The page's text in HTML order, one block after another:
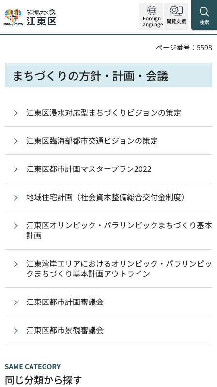
Foreign
Language 閲覧支援 検索
ページ番号：5598
まちづくりの方針・計画・会議
江東区浸水対応型まちづくりビジョンの策定
江東区臨海部都市交通ビジョンの策定
江東区都市計画マスタープラン2022
地域住宅計画（社会資本整備総合交付金制度）
江東区オリンピック・パラリンピックまちづくり基本
計画
江東湾岸エリアにおけるオリンピック・パラリンピッ
クまちづくり基本計画アウトライン
江東区都市計画審議会
江東区都市景観審議会
同じ分類から探す